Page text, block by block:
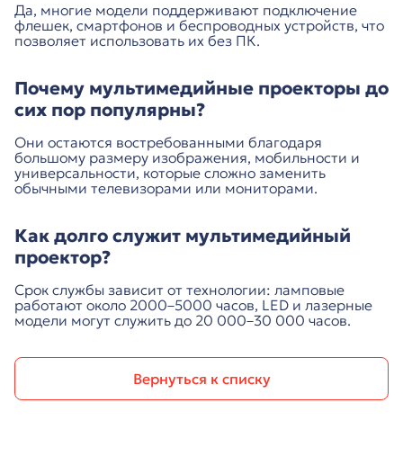
Да, многие модели поддерживают подключение
флешек, смартфонов и беспроводных устройств, что
позволяет использовать их без ПК.
Почему мультимедийные проекторы до
сих пор популярны?
Они остаются востребованными благодаря
большому размеру изображения, мобильности и
универсальности, которые сложно заменить
обычными телевизорами или мониторами.
Как долго служит мультимедийный
проектор?
Срок службы зависит от технологии: ламповые
работают около 2000–5000 часов, LED и лазерные
модели могут служить до 20 000–30 000 часов.
Вернуться к списку